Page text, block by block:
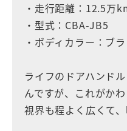
・走行距離：12.5万
・型式：CBA-JB5
・ボディカラー：ブ
ライフのドアハンド
んですが、これがか
視界も程よく広くて